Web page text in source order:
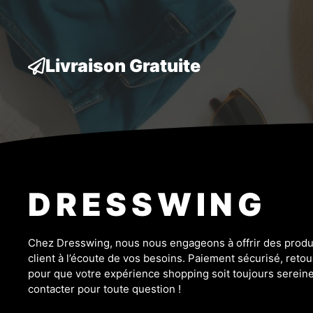
Livraison Gratuite
DRESSWING
Chez Dresswing, nous nous engageons à offrir des
client à l’écoute de vos besoins. Paiement sécurisé,
pour que votre expérience shopping soit toujours
contacter pour toute question !